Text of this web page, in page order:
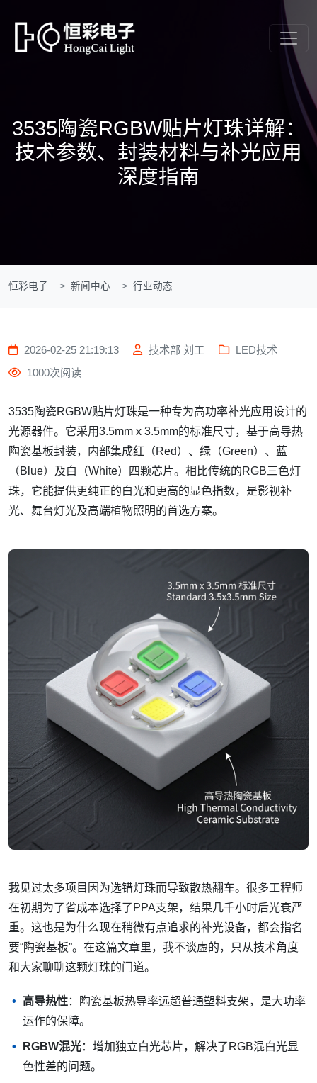
3535陶瓷RGBW贴片灯珠详解：
技术参数、封装材料与补光应用
深度指南
恒彩电子 新闻中心 行业动态
2026-02-25 21:19:13 技术部 刘工
LED技术
1000次阅读
3535陶瓷RGBW贴片灯珠是一种专为高功率补光应用设计的
光源器件。它采用3.5mm x 3.5mm的标准尺寸，基于高导热
陶瓷基板封装，内部集成红（Red）、绿（Green）、蓝
（Blue）及白（White）四颗芯片。相比传统的RGB三色灯
珠，它能提供更纯正的白光和更高的显色指数，是影视补
光、舞台灯光及高端植物照明的首选方案。
我见过太多项目因为选错灯珠而导致散热翻车。很多工程师
在初期为了省成本选择了PPA支架，结果几千小时后光衰严
重。这也是为什么现在稍微有点追求的补光设备，都会指名
要“陶瓷基板”。在这篇文章里，我不谈虚的，只从技术角度
和大家聊聊这颗灯珠的门道。
高导热性：陶瓷基板热导率远超普通塑料支架，是大功率
运作的保障。
RGBW混光：增加独立白光芯片，解决了RGB混白光显
色性差的问题。